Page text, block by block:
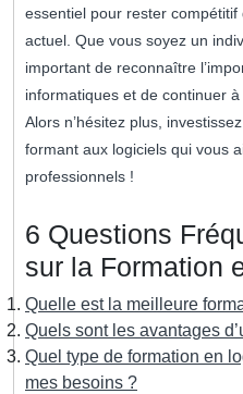
essentiel pour rester
actuel. Que vous soyez un
important de reconnaître
informatiques et de continuer
Alors n’hésitez plus,
formant aux logiciels qui vous
professionnels !
6 Questions
sur la Formation
Quelle est la meilleure
Quels sont les avantages
Quel type de formation en
mes besoins ?